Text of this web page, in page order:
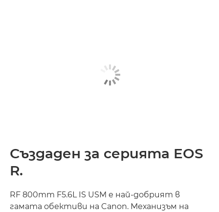
Създаден за серията EOS
R.
RF 800mm F5.6L IS USM е най-добрият в
гамата обективи на Canon. Механизъм на